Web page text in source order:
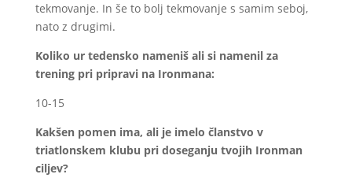
tekmovanje. In še to bolj tekmovanje s samim seboj,
nato z drugimi.
Koliko ur tedensko nameniš ali si namenil za
trening pri pripravi na Ironmana:
10-15
Kakšen pomen ima, ali je imelo članstvo v
triatlonskem klubu pri doseganju tvojih Ironman
ciljev?